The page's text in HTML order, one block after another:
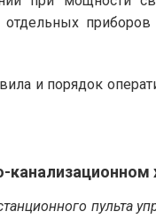
и порядок
канализационном
пульта